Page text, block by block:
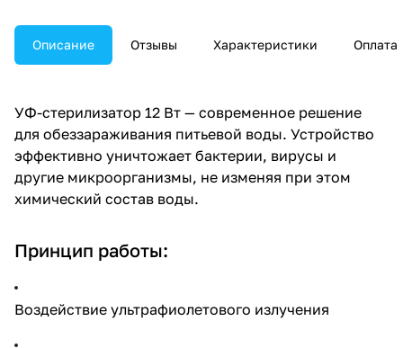
сейчас по телефону +(373) 779
14111. Магазин «Техника
Описание Отзывы Характеристики Оплата
УФ-стерилизатор 12 Вт — современное решение
для обеззараживания питьевой воды. Устройство
эффективно уничтожает бактерии, вирусы и
другие микроорганизмы, не изменяя при этом
химический состав воды.
Принцип работы:
Воздействие ультрафиолетового излучения